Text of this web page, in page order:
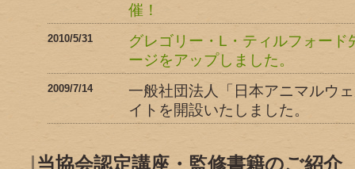
催！
2010/5/31
グレゴリー・L・ティルフォード
ージをアップしました。
2009/7/14
一般社団法人「日本アニマルウ
イトを開設いたしました。
当協会認定講座・監修書籍のご紹介